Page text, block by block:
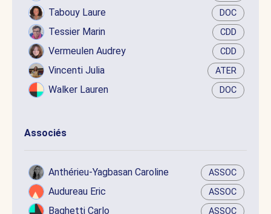
Tabouy Laure DOC
Tessier Marin CDD
Vermeulen Audrey CDD
Vincenti Julia ATER
Walker Lauren DOC
Associés
Anthérieu-Yagbasan Caroline ASSOC
Audureau Eric ASSOC
Baghetti Carlo ASSOC